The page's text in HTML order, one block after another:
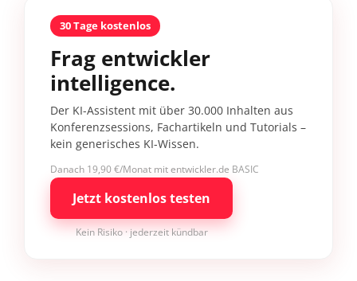
30 Tage kostenlos
Frag entwickler
intelligence.
Der KI-Assistent mit über 30.000 Inhalten aus
Konferenzsessions, Fachartikeln und Tutorials –
kein generisches KI-Wissen.
Danach 19,90 €/Monat mit entwickler.de BASIC
Jetzt kostenlos testen
Kein Risiko · jederzeit kündbar